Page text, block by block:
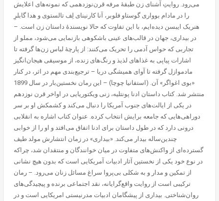
می‌رود. روایتِ آشنای زن طبقۀ مرفه قرن‌نوزدهمی که نمونه‌های اعلایش
را در مادام بوواری گوستاو فلوبر، آنا کارنینای لِف تالستوی و هدا گابلرِ
هنریک ایبسن دیده‌ایم، با این تفاوت که حالا نویسندۀ داستان زن است. –
در بیداری، جهان در قالب‌های عینی باشکوهی بازنمایی می‌شود، مملو از
تجاربی که حواس آدمی را تحریک می‌کنند: از پارچۀ لباس زن‌ها گرفته تا
اشارات پیاپی به غذاهای لذیذ و رنگ‌های زنده، از موسیقی هیجان‌انگیز
مادموازل گرفته تا آوای همیشگی دریا – ترجیع‌بندی مهم در اثر، در کنار
«بوی اغواگر» آن. (استفانیا چوچا) – این رمان نخستین‌بار در سال 1899
منتشر شد. کتاب داستان ادنا پونتلیه، زنی ویکتوریایی در اواخر قرن نوزدهم
در یکی از ایالت‌های جنوب آمریکا را دنبال می‌کند و کشمکش او بر سر
دوراهی‌هایی که جامعه برایش انتخاب کرده. عنوان کتاب اشاره به انقلابی
درونی دارد که در طول داستان برای ادنا اتفاق می‌افتد و او را از خوابی
چندین‌ساله بیدار می‌کند. «بیداری» در زمان انتشارش مولد طیف
گسترده‌ای از واکنش‌های متفاوت در میان خوانندگان و منتقدان شد، چراکه
در نوع خود یکی از نخستین آثار ادبیات آمریکایی است که بدون هیچ نشانی
از تمکین و مدار و به شکلی بی‌پروا سراغ مسائل زنان می‌رود. – رمان
ترکیبی است از روایت واقع‌گرایانه، نقد اجتماعی برنده و پیچیدگی‌های
روان‌شناختی. بیداری از پیشگامان ادبیات مدرنیستی امریکایی است و در